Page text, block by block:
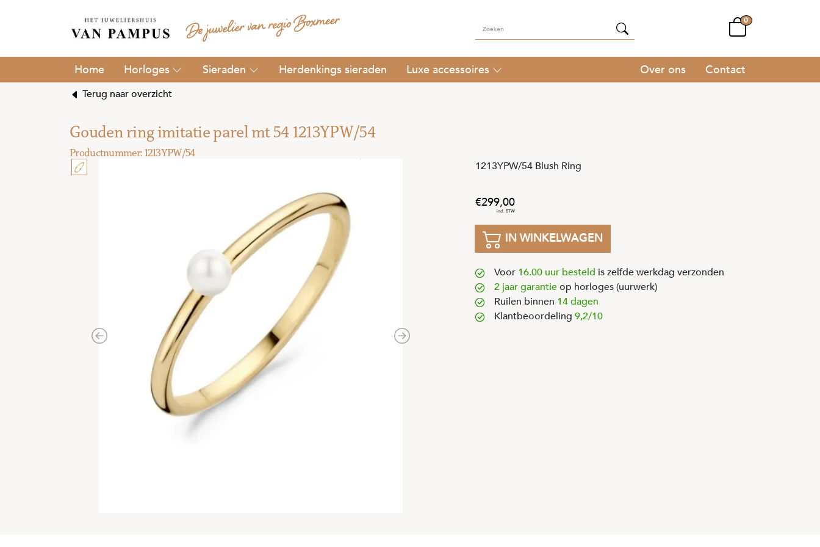
0
Horloges Sieraden Herdenkings sieraden Luxe accessoires Over ons Contact
Terug naar overzicht
Gouden ring imitatie parel mt 54 1213YPW/54
Previous Next
1213YPW/54 Blush Ring
299,00
IN WINKELWAGEN
Voor 16.00 uur besteld is zelfde werkdag verzonden
2 jaar garantieop horloges (uurwerk)
Ruilen binnen 14 dagen
Klantbeoordeling 9,2/10